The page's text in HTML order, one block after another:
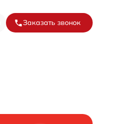
Заказать звонок